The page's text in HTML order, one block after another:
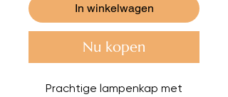
In winkelwagen
Nu kopen
Prachtige lampenkap met